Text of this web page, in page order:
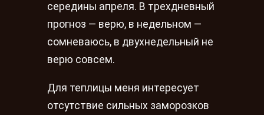
середины апреля. В трехдневный
прогноз — верю, в недельном —
сомневаюсь, в двухнедельный не
верю совсем.
Для теплицы меня интересует
отсутствие сильных заморозков